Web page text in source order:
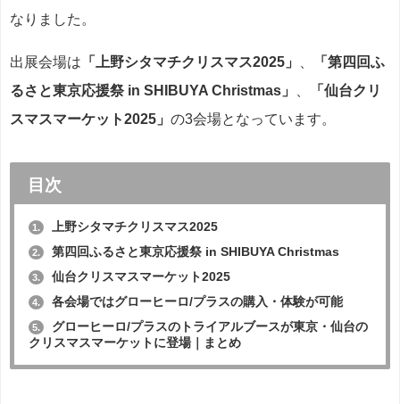
なりました。
出展会場は 「上野シタマチクリスマス2025」 、
「第四回ふ
るさと東京応援祭 in SHIBUYA Christmas」
、
「仙台クリ
スマスマーケット2025」 の3会場となっています。
目次
1. 上野シタマチクリスマス2025
2. 第四回ふるさと東京応援祭 in SHIBUYA Christmas
3. 仙台クリスマスマーケット2025
4. 各会場ではグローヒーロ/プラスの購入・体験が可能
5.
グローヒーロ/プラスのトライアルブースが東京・仙台の
クリスマスマーケットに登場｜まとめ